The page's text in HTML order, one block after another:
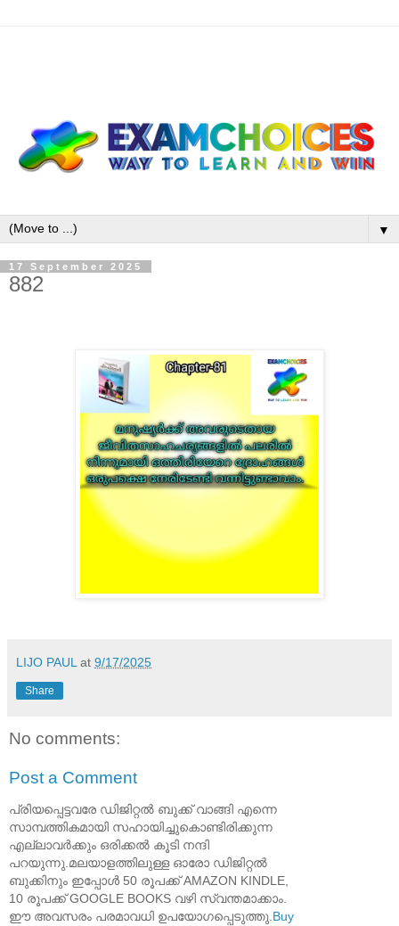
▼
17 September 2025
882
LIJO PAUL at 9/17/2025
Share
No comments:
Post a Comment
പ്രിയപ്പെട്ടവരേ ഡിജിറ്റൽ ബുക്ക് വാങ്ങി എന്നെ
സാമ്പത്തികമായി സഹായിച്ചുകൊണ്ടിരിക്കുന്ന
എല്ലാവർക്കും ഒരിക്കൽ കൂടി നന്ദി
പറയുന്നു.മലയാളത്തിലുള്ള ഓരോ ഡിജിറ്റൽ
ബുക്കിനും ഇപ്പോൾ 50 രൂപക്ക് AMAZON KINDLE,
10 രൂപക്ക് GOOGLE BOOKS വഴി സ്വന്തമാക്കാം.
ഈ അവസരം പരമാവധി ഉപയോഗപ്പെടുത്തു.Buy